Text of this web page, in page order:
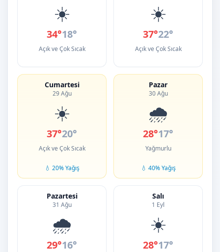
☀️
34°18°
Açık ve Çok Sıcak
☀️
37°22°
Açık ve Çok Sıcak
Cumartesi
29 Ağu
☀️
37°20°
Açık ve Çok Sıcak
💧 20% Yağış
Pazar
30 Ağu
🌧️
28°17°
Yağmurlu
💧 40% Yağış
Pazartesi
31 Ağu
🌧️
29°16°
Salı
1 Eyl
☀️
28°17°